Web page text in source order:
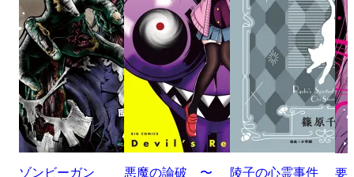
ゾンビーガン
悪魔の論破 〜
陵子の心霊事件
要